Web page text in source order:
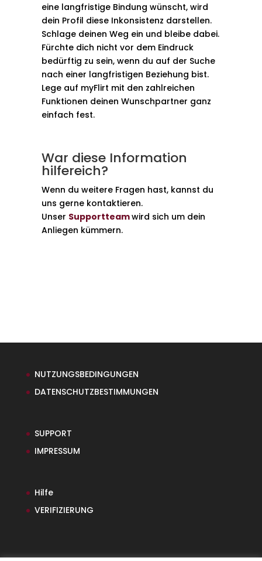
eine langfristige Bindung wünscht, wird
dein Profil diese Inkonsistenz darstellen.
Schlage deinen Weg ein und bleibe dabei.
Fürchte dich nicht vor dem Eindruck
bedürftig zu sein, wenn du auf der Suche
nach einer langfristigen Beziehung bist.
Lege auf myFlirt mit den zahlreichen
Funktionen deinen Wunschpartner ganz
einfach fest.
War diese Information
hilfereich?
Wenn du weitere Fragen hast, kannst du
uns gerne kontaktieren.
Unser Supportteamwird sich um dein
Anliegen kümmern.
NUTZUNGSBEDINGUNGEN
DATENSCHUTZBESTIMMUNGEN
SUPPORT
IMPRESSUM
Hilfe
VERIFIZIERUNG